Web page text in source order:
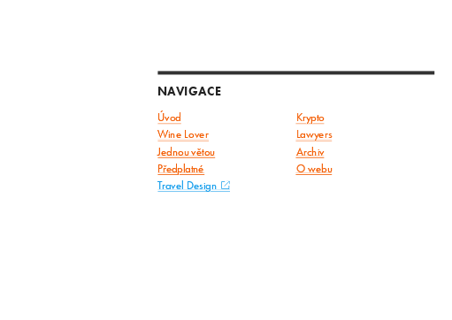
NAVIGACE
Úvod Krypto
Wine Lover
Lawyers
Jednou větou
Archiv
Předplatné
O webu
Travel Design